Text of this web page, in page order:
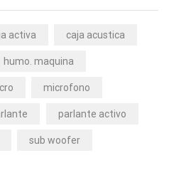
activa caja acustica
humo. maquina
microfono
parlante activo
sub woofer